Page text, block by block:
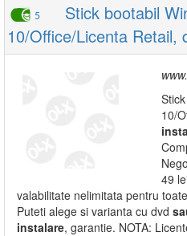
5
Stick bootabil
10/Office/Licenta Retail,
10/
49
valabilitate nelimitata pentru
Puteti alege si varianta cu dvd
instalare, garantie. NOTA: